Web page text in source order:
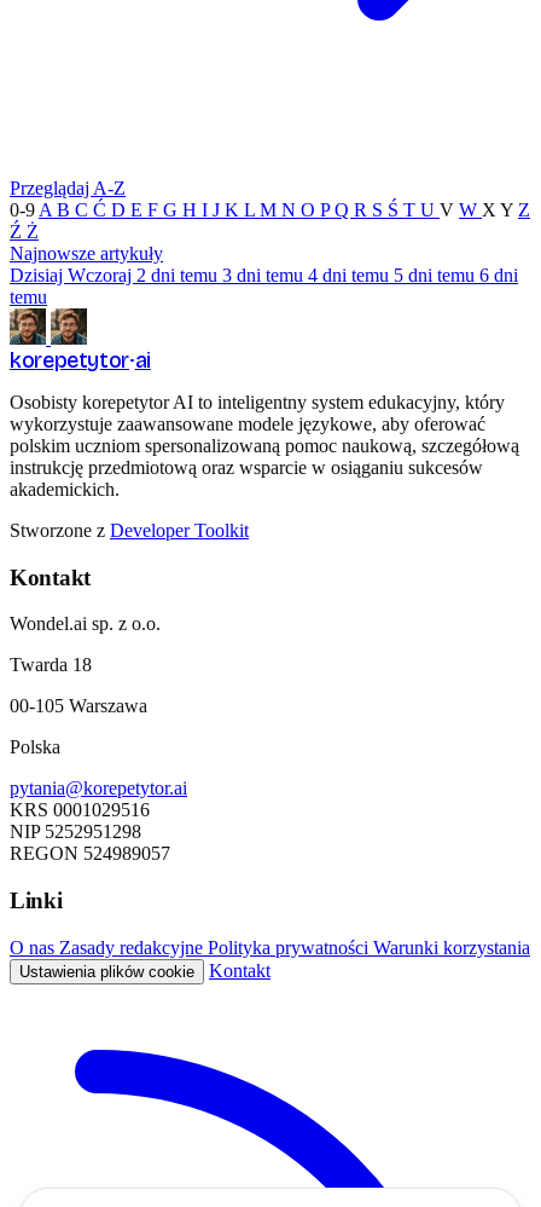
Przeglądaj A-Z
0-9 A B C Ć D E F G H I J K L M N O PQ R S Ś T U V W X Y Z
Ź Ż
Najnowsze artykuły
Dzisiaj Wczoraj 2 dni temu 3 dni temu 4 dni temu 5 dni temu 6 dni
temu
korepetytor ai
Osobisty korepetytor AI to inteligentny system edukacyjny, który
wykorzystuje zaawansowane modele językowe, aby oferować
polskim uczniom spersonalizowaną pomoc naukową, szczegółową
instrukcję przedmiotową oraz wsparcie w osiąganiu sukcesów
akademickich.
Stworzone z Developer Toolkit
Kontakt
Wondel.ai sp. z o.o.
Twarda 18
00-105 Warszawa
Polska
pytania@korepetytor.ai
KRS 0001029516
NIP 5252951298
REGON 524989057
Linki
O nas Zasady redakcyjne Polityka prywatności Warunki korzystania
Ustawienia plików cookie Kontakt